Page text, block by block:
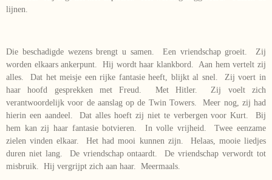
lijnen.
Die beschadigde wezens brengt u samen. Een vriendschap groeit. Zij
worden elkaars ankerpunt. Hij wordt haar klankbord. Aan hem vertelt zij
alles. Dat het meisje een rijke fantasie heeft, blijkt al snel. Zij voert in
haar hoofd gesprekken met Freud. Met Hitler. Zij voelt zich
verantwoordelijk voor de aanslag op de Twin Towers. Meer nog, zij had
hierin een aandeel. Dat alles hoeft zij niet te verbergen voor Kurt. Bij
hem kan zij haar fantasie botvieren. In volle vrijheid. Twee eenzame
zielen vinden elkaar. Het had mooi kunnen zijn. Helaas, mooie liedjes
duren niet lang. De vriendschap ontaardt. De vriendschap verwordt tot
misbruik. Hij vergrijpt zich aan haar. Meermaals.